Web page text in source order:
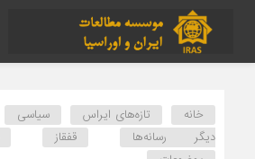
خانه تازه‌های ایراس سیاسی
دیگر رسانه‌ها
قفقاز